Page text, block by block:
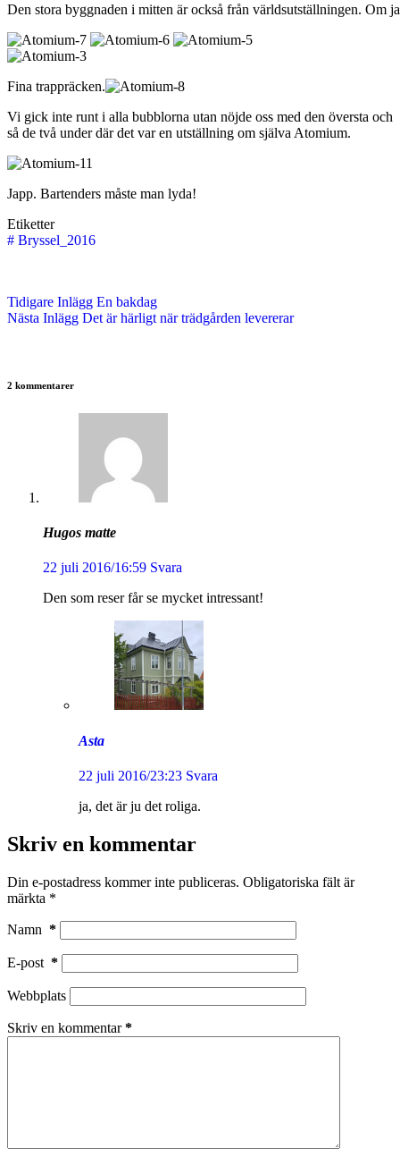
Den stora byggnaden i mitten är också från världsutställningen. Om
Fina trappräcken.
Vi gick inte runt i alla bubblorna utan nöjde oss med den översta och
så de två under där det var en utställning om själva Atomium.
Japp. Bartenders måste man lyda!
Etiketter
# Bryssel_2016
Tidigare Inlägg En bakdag
Nästa Inlägg Det är härligt när trädgården levererar
2 kommentarer
Hugos matte
22 juli 2016/16:59 Svara
Den som reser får se mycket intressant!
Asta
22 juli 2016/23:23 Svara
ja, det är ju det roliga.
Skriv en kommentar
Din e-postadress kommer inte publiceras. Obligatoriska fält är
märkta *
Namn *
E-post *
Webbplats
Skriv en kommentar*